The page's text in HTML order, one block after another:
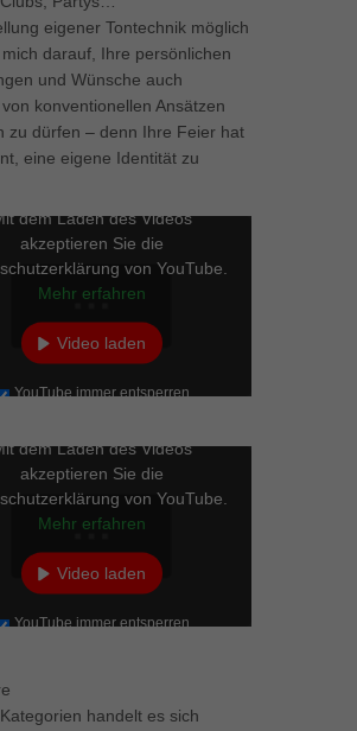
eigener Tontechnik möglich
darauf, Ihre persönlichen
und Wünsche auch
konventionellen Ansätzen
zu dürfen – denn Ihre Feier hat
eine eigene Identität zu
dem Laden des Videos
akzeptieren Sie die
von YouTube.
Mehr erfahren
Video laden
YouTube immer entsperren
dem Laden des Videos
akzeptieren Sie die
von YouTube.
Mehr erfahren
Video laden
YouTube immer entsperren
handelt es sich